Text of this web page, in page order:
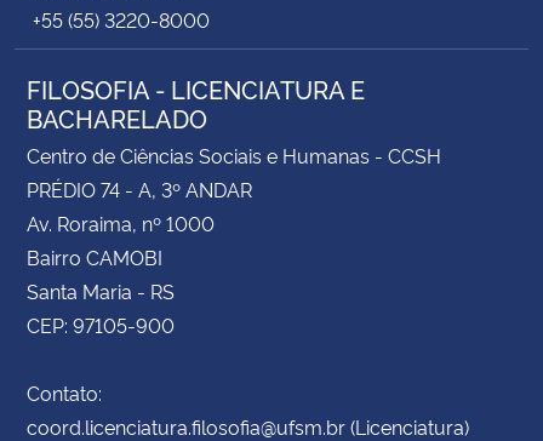
Advocacia-Geral da União
Banco Central do Brasil
Planalto
+55 (55) 3220-8000
FILOSOFIA - LICENCIATURA E
BACHARELADO
Centro de Ciências Sociais e Humanas - CCSH
PRÉDIO 74 - A, 3º ANDAR
Av. Roraima, nº 1000
Bairro CAMOBI
Santa Maria - RS
CEP: 97105-900
Contato:
coord.licenciatura.filosofia@ufsm.br (Licenciatura)